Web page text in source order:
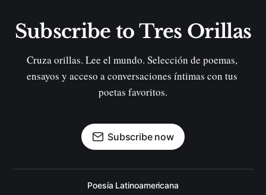
Subscribe to Tres Orillas
Cruza orillas. Lee el mundo. Selección de poemas,
ensayos y acceso a conversaciones íntimas con tus
poetas favoritos.
Subscribe now
Poesía Latinoamericana